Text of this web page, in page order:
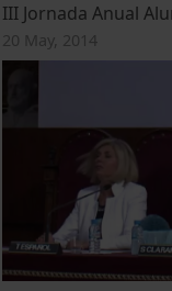
III Jornada Anual
20 May, 2014